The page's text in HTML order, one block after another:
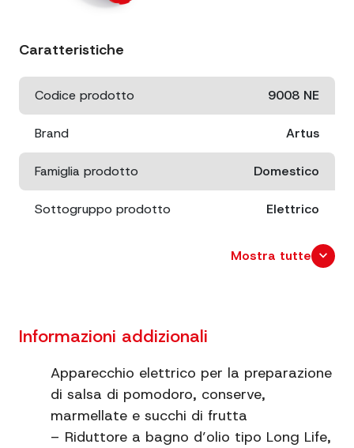
Caratteristiche
Codice prodotto 9008 NE
Brand Artus
Famiglia prodotto Domestico
Sottogruppo prodotto Elettrico
450 W
Produzione 70 ~ 140 Kg/h
Paraspruzzi no
Mostra tutte expand_more
Informazioni addizionali
Apparecchio elettrico per la preparazione
di salsa di pomodoro, conserve,
marmellate e succhi di frutta
– Riduttore a bagno d’olio tipo Long Life,